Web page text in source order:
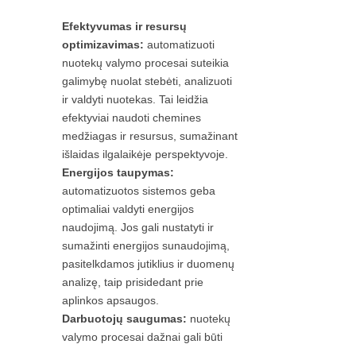
Efektyvumas ir resursų
optimizavimas: automatizuoti
nuotekų valymo procesai suteikia
galimybę nuolat stebėti, analizuoti
ir valdyti nuotekas. Tai leidžia
efektyviai naudoti chemines
medžiagas ir resursus, sumažinant
išlaidas ilgalaikėje perspektyvoje.
Energijos taupymas:
automatizuotos sistemos geba
optimaliai valdyti energijos
naudojimą. Jos gali nustatyti ir
sumažinti energijos sunaudojimą,
pasitelkdamos jutiklius ir duomenų
analizę, taip prisidedant prie
aplinkos apsaugos.
Darbuotojų saugumas: nuotekų
valymo procesai dažnai gali būti